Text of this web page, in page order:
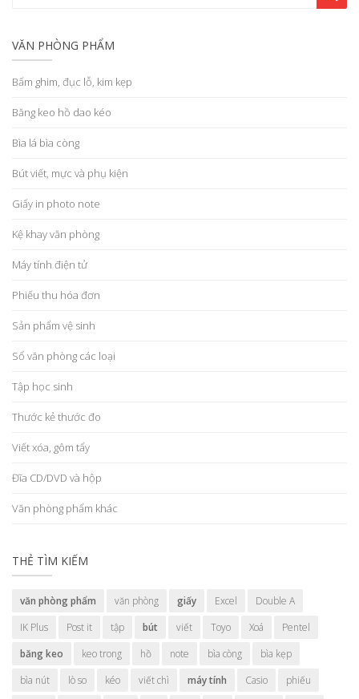
VĂN PHÒNG PHẨM
Bấm ghim, đục lỗ, kim kẹp
Băng keo hồ dao kéo
Bìa lá bìa còng
Bút viết, mực và phụ kiện
Giấy in photo note
Kệ khay văn phòng
Máy tính điện tử
Phiếu thu hóa đơn
Sản phẩm vệ sinh
Sổ văn phòng các loại
Tập học sinh
Thước kẻ thước đo
Viết xóa, gôm tẩy
Đĩa CD/DVD và hộp
Văn phòng phẩm khác
THẺ TÌM KIẾM
văn phòng phẩm văn phòng giấy Excel
Double A
IK Plus
Post it tập bút viết Toyo Xoá
Pentel
băng keo
keo trong hồ note bìa còng
bìa kẹp
bìa nút
lò so kéo viết chì máy tính Casio
phiếu